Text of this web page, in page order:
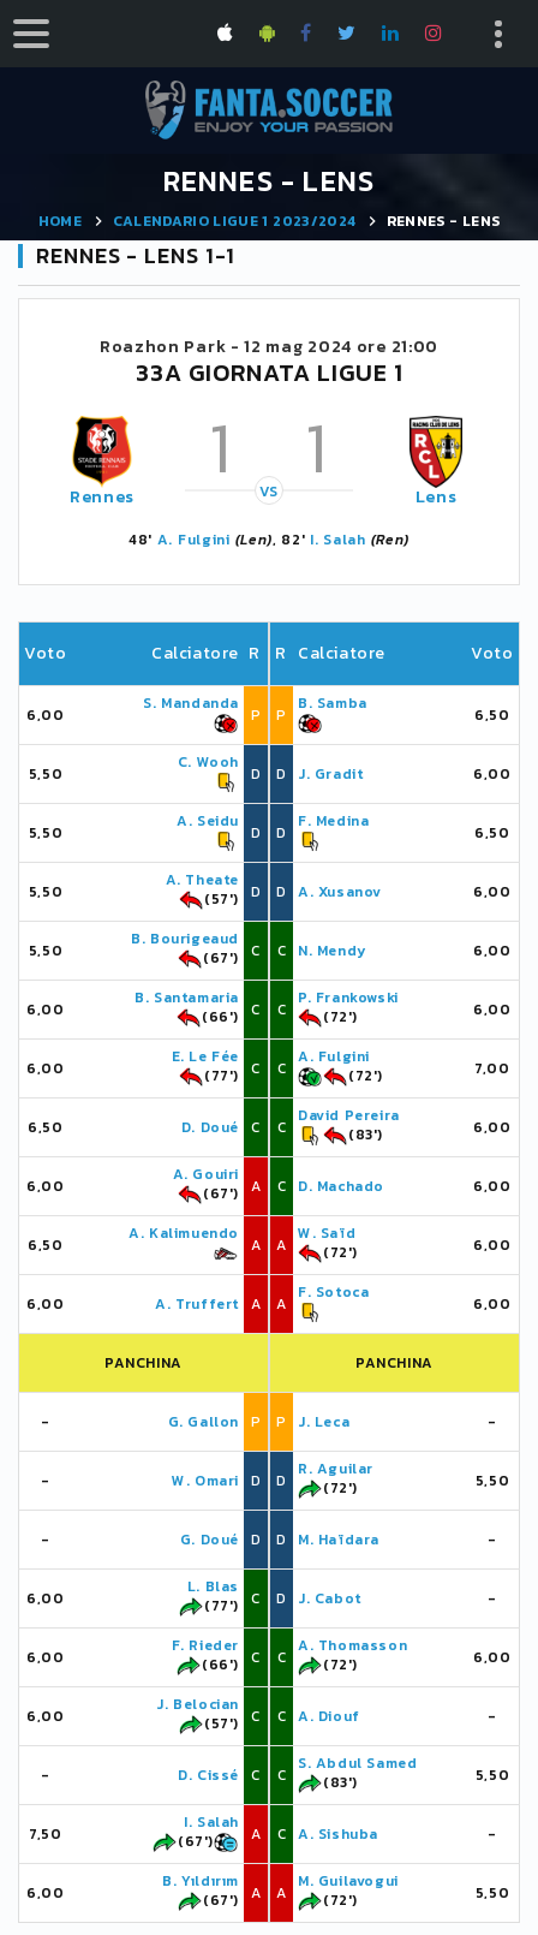
RENNES - LENS
HOME CALENDARIO LIGUE 1 2023/2024 RENNES - LENS
RENNES - LENS 1-1
Roazhon Park -12 mag 2024 ore 21:00
33A GIORNATA LIGUE 1
Rennes 1 1
VS Lens
48' A. Fulgini (Len), 82' I. Salah (Ren)
Voto Calciatore R
6,00
S. Mandanda
P
5,50
C. Wooh
D
5,50
A. Seidu
D
5,50
A. Theate
(57')
D
5,50
B. Bourigeaud
(67')
C
6,00
B. Santamaria
(66')
C
6,00
E. Le Fée
(77')
C
6,50 D. Doué C
6,00
A. Gouiri
(67')
A
6,50
A. Kalimuendo
A
6,00 A. Truffert A
PANCHINA
- G. Gallon P
- W. Omari D
- G. Doué D
6,00
L. Blas
(77')
C
6,00
F. Rieder
(66')
C
6,00
J. Belocian
(57')
C
- D. Cissé C
7,50
I. Salah
(67')
A
6,00
B. Yıldırım
(67')
A
R Calciatore Voto
P
B. Samba
6,50
D J. Gradit 6,00
D
F. Medina
6,50
D A. Xusanov 6,00
C N. Mendy 6,00
C
P. Frankowski
(72')
6,00
C
A. Fulgini
(72')
7,00
C
David Pereira
(83')
6,00
C D. Machado 6,00
A
W. Saïd
(72')
6,00
A
F. Sotoca
6,00
PANCHINA
P J. Leca -
D
R. Aguilar
(72')
5,50
D M. Haïdara -
D J. Cabot -
C
A. Thomasson
(72')
6,00
C A. Diouf -
C
S. Abdul Samed
(83')
5,50
C A. Sishuba -
A
M. Guilavogui
(72')
5,50